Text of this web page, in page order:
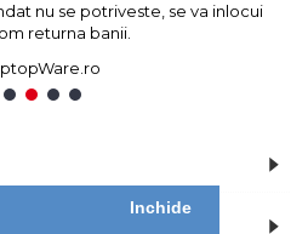
Inchide
nu se potriveste, se va inlocui
returna banii.
1
2 3 4